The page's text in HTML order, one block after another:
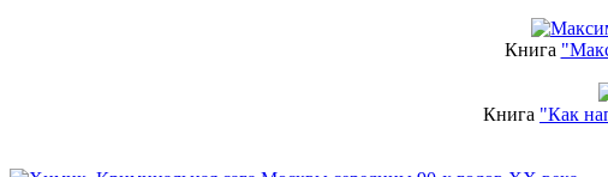
Книга
Книга "Как